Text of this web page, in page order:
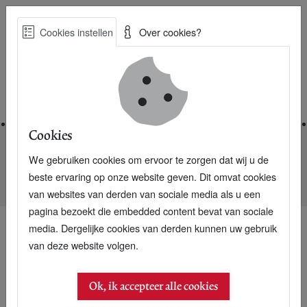
Skip
Best Practices voor een duurzame toekomst
Nieuwsarchief
NIEUWE P+: Einde overbevolking in 2050
26 juni 2010
NIEUWE P+: Einde
Cookies instellen Over cookies?
Cookies
We gebruiken cookies om ervoor te zorgen dat wij u de
beste ervaring op onze website geven. Dit omvat cookies
van websites van derden van sociale media als u een
pagina bezoekt die embedded content bevat van sociale
media. Dergelijke cookies van derden kunnen uw gebruik
van deze website volgen.
Ok, ik accepteer alle cookies